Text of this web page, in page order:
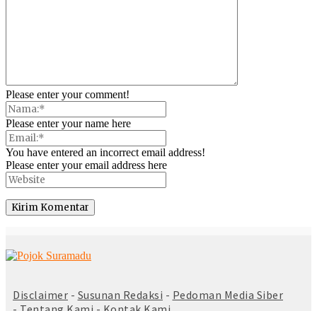
Please enter your comment!
Please enter your name here
You have entered an incorrect email address!
Please enter your email address here
Disclaimer - Susunan Redaksi - Pedoman Media Siber